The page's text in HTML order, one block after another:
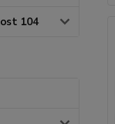
104